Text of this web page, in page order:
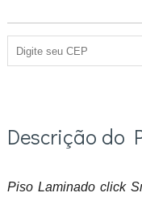
Descrição do
Piso Laminado click